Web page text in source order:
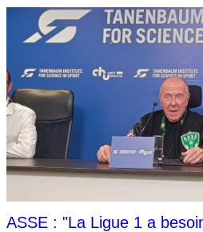
ASSE : "La Ligue 1 a